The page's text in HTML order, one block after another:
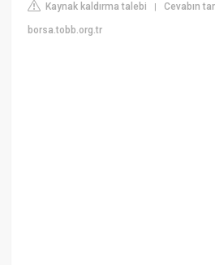
Kaynak kaldırma talebi |Cevabın
borsa.tobb.org.tr